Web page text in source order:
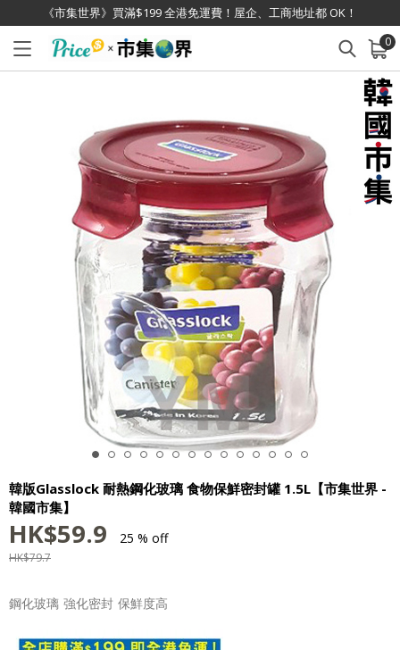
《市集世界》買滿$199 全港免運費！屋企、工商地址都 OK！
0
已加入購物車 查看
韓版Glasslock 耐熱鋼化玻璃 食物保鮮密封罐 1.5L【市集世界 -
韓國市集】
HK$59.9 25 % off
HK$79.7
鋼化玻璃 強化密封 保鮮度高